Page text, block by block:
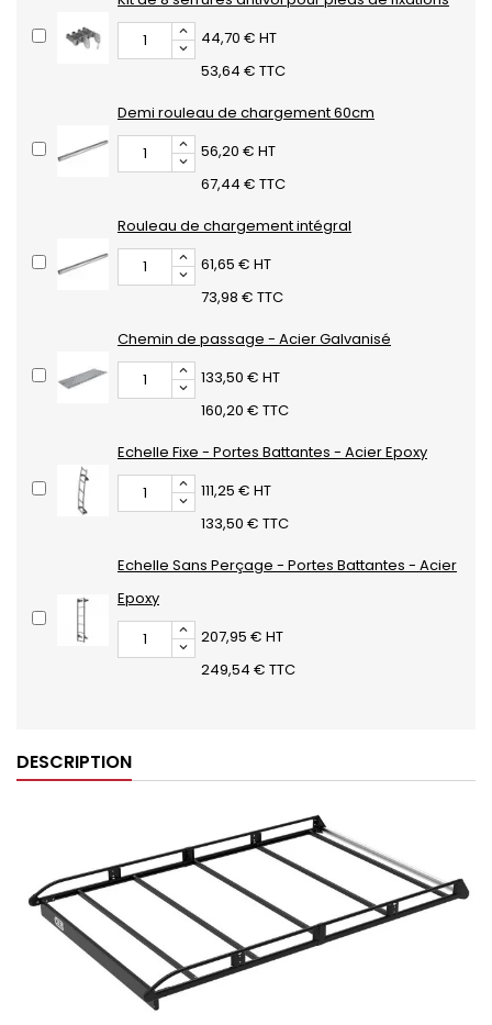
44,70 € HT
53,64 € TTC
Demi rouleau de chargement 60cm
56,20 € HT
67,44 € TTC
Rouleau de chargement intégral
61,65 € HT
73,98 € TTC
Chemin de passage - Acier Galvanisé
133,50 € HT
160,20 € TTC
Echelle Fixe - Portes Battantes - Acier Epoxy
111,25 € HT
133,50 € TTC
Echelle Sans Perçage - Portes Battantes - Acier
Epoxy
207,95 € HT
249,54 € TTC
DESCRIPTION